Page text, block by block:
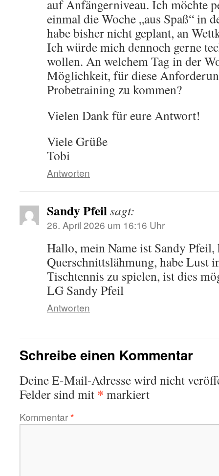
auf Anfängerniveau. Ich möchte
einmal die Woche „aus Spaß“ in
habe bisher nicht geplant, an
Ich würde mich dennoch gerne
wollen. An welchem Tag in der
Möglichkeit, für diese
Probetraining zu kommen?
Vielen Dank für eure Antwort!
Viele Grüße
Tobi
Antworten
Sandy Pfeilsagt:
26. April 2026 um 16:16 Uhr
Hallo, mein Name ist Sandy
Querschnittslähmung, habe Lust
Tischtennis zu spielen, ist dies
LG Sandy Pfeil
Antworten
Schreibe einen Kommentar
Deine E-Mail-Adresse wird nicht
Felder sind mit * markiert
Kommentar*